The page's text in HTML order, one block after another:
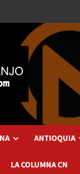
ANTIOQUIA
LA COLUMNA CN